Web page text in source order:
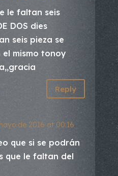
le faltan seis
DOS dies
seis pieza se
mismo tonoy
Reply
de 2016 at 00:16
que si se podrán
que le faltan del